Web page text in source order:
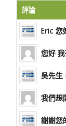
評論
Eric 您
您好
吳先生
我們想
謝謝您